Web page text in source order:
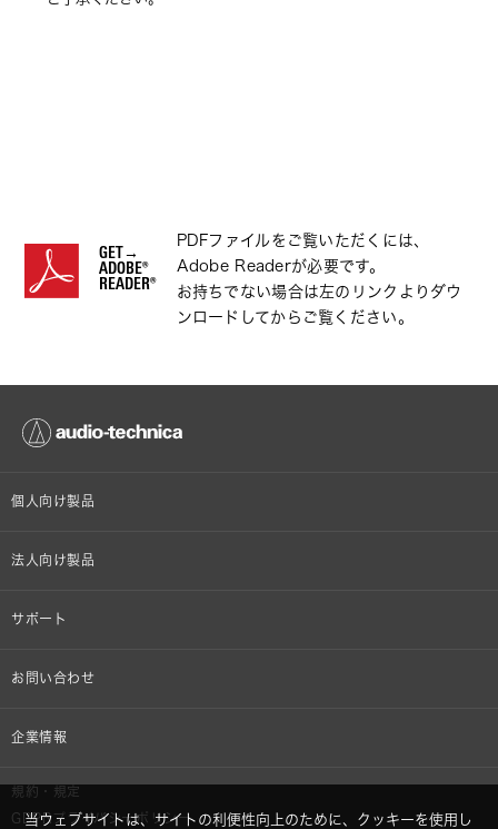
GET→
ADOBE®
READER®
PDFファイルをご覧いただくには、
Adobe Readerが必要です。
お持ちでない場合は左のリンクよりダウ
ンロードしてからご覧ください。
個人向け製品
オンラインストア限定
法人向け製品
設備音響機器
半導体レーザー応用製品
サポート
個人向け製品サポート
お問い合わせ
その他、メディア 取材関連等のお問い合わせ
企業情報
株式会社オーディオテクニカ
規約・規定
GDPRプライバシーポリシー
当ウェブサイトは、サイトの利便性向上のために、クッキーを使用し